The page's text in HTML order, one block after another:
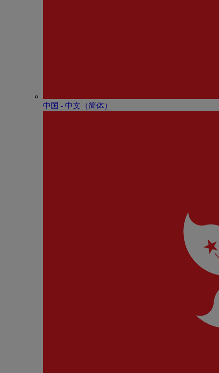
中国 - 中⽂（简体）